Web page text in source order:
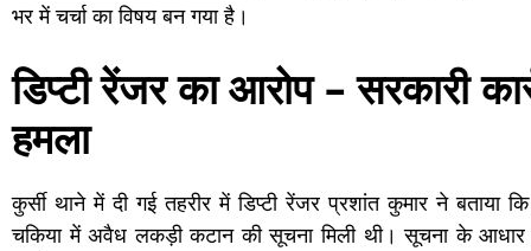
भर में चर्चा का विषय बन गया है।
डिप्टी रेंजर का आरोप – सरकारी
हमला
कुर्सी थाने में दी गई तहरीर में डिप्टी रेंजर प्रशांत कुमार ने
चकिया में अवैध लकड़ी कटान की सूचना मिली थी। सूचना के